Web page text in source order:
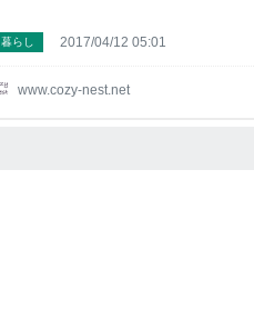
www.cozy-nest.net
暮らし 2017/04/12 05:01